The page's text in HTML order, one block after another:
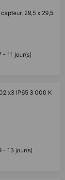
29,5 x 29,5
- 11 jour(s)
x3 IP65 3 000 K
- 13 jour(s)